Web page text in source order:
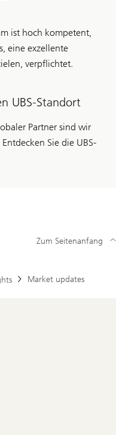
ist hoch kompetent,
eine exzellente
verpflichtet.
UBS-Standort
Partner sind wir
Sie die UBS-
Market updates
Zum Seitenanfang